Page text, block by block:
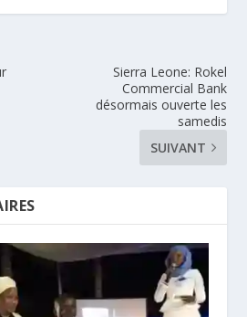
Sierra Leone: Rokel
Commercial Bank
désormais ouverte les
samedis
SUIVANT